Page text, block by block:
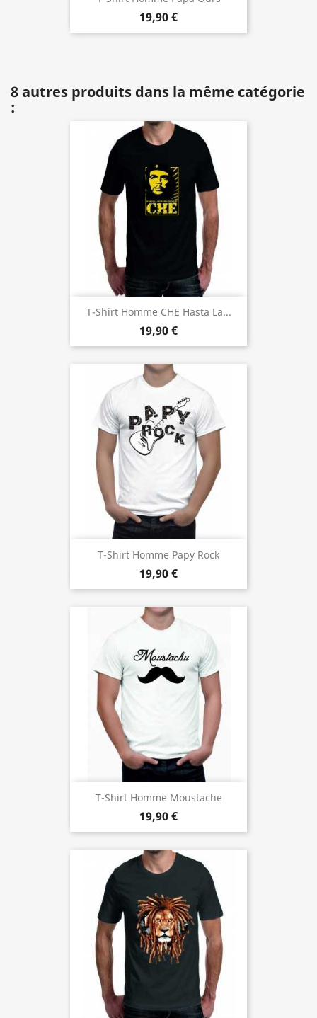
19,90 €
8 autres produits dans la même catégorie
:
T-Shirt Homme CHE Hasta La...
19,90 €
T-Shirt Homme Papy Rock
19,90 €
T-Shirt Homme Moustache
19,90 €